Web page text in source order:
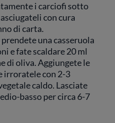
i carciofi sotto
con cura
di carta.
una casseruola
e fate scaldare 20 ml
di oliva. Aggiungete le
irroratele con 2-3
caldo. Lasciate
basso per circa 6-7